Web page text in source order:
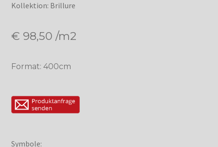
Kollektion: Brillure
€ 98,50 /m2
Format: 400cm
Symbole: